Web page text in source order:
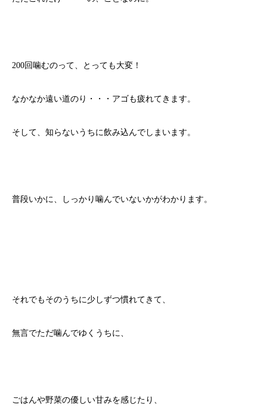
200回噛むのって、とっても大変！
なかなか遠い道のり・・・アゴも疲れてきます。
そして、知らないうちに飲み込んでしまいます。
普段いかに、しっかり噛んでいないかがわかります。
それでもそのうちに少しずつ慣れてきて、
無言でただ噛んでゆくうちに、
ごはんや野菜の優しい甘みを感じたり、